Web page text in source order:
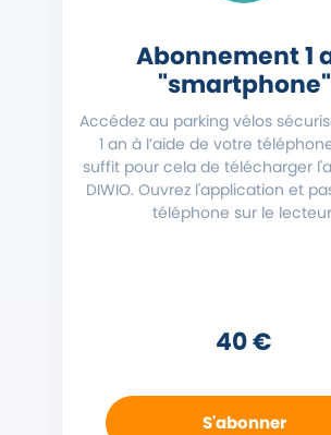
Abonnement 1
"smartphone"
Accédez au parking vélos
1 an à l’aide de votre
suffit pour cela de télécharger
DIWIO. Ouvrez l'application et
téléphone sur le
40 €
S'abonner